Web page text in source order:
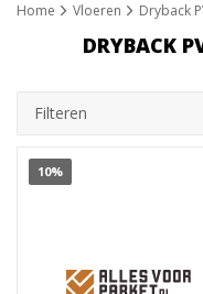
Home Vloeren Dryback
DRYBACK
Filteren
10%